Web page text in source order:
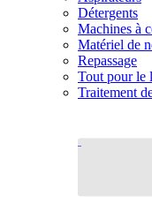
Détergents
Machines à
Matériel de
Repassage
Tout pour le
Traitement